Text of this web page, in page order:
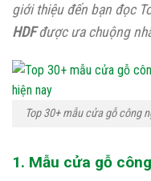
giới thiệu đến bạn đọc
HDFđược ưa chuộng
Top 30+ mẫu cửa gỗ công
1. Mẫu cửa gỗ